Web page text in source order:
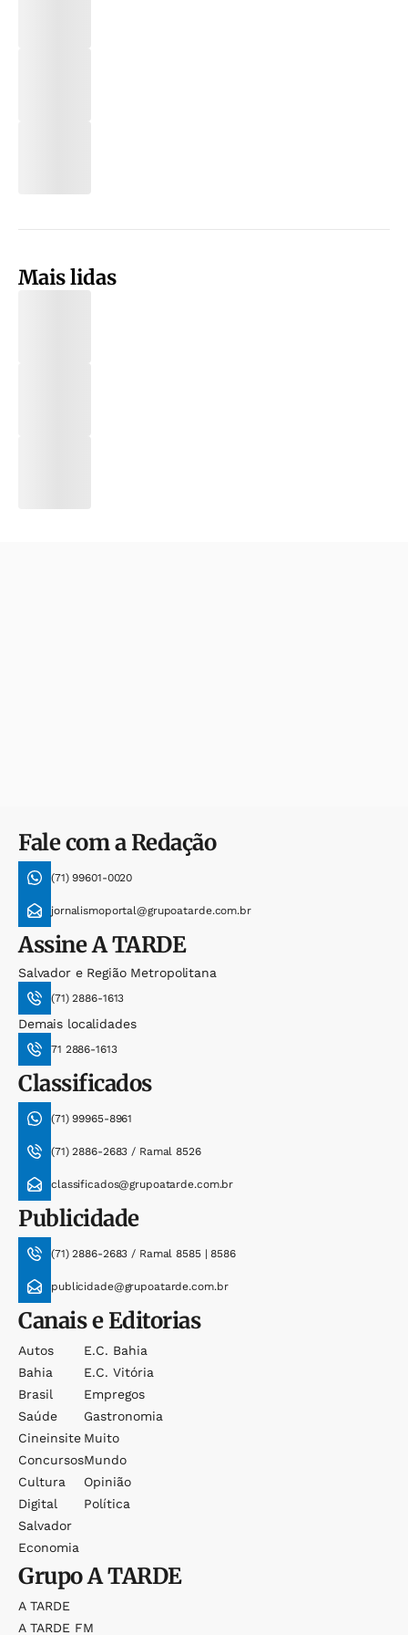
Mais lidas
Fale com a Redação
(71) 99601-0020
jornalismoportal@grupoatarde.com.br
AssineA TARDE
Salvador e Região Metropolitana
(71) 2886-1613
Demais localidades
71 2886-1613
Classificados
(71) 99965-8961
(71) 2886-2683 / Ramal 8526
classificados@grupoatarde.com.br
Publicidade
(71) 2886-2683 / Ramal 8585 | 8586
publicidade@grupoatarde.com.br
Canais e Editorias
Autos
Bahia
Brasil
Saúde
Cineinsite
Concursos
Cultura
Digital
Salvador
Economia
E.c. Bahia
E.c. Vitória
Empregos
Gastronomia
Muito
Mundo
Opinião
Política
GrupoA TARDE
A TARDE
A TARDE FM